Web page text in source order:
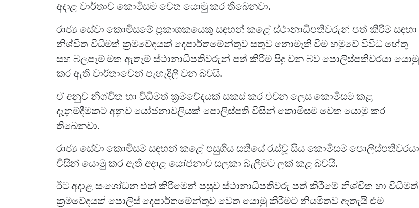
අදාළ වාර්තාව කොමිසම වෙත යොමු කර තිබෙනවා.
රාජ්‍ය සේවා කොමිසමේ ප්‍රකාශකයෙකු සඳහන් කළේ ස්ථානාධිපතිවරුන් පත් කිරීම සඳහා
නිශ්චිත විධිමත් ක්‍රමවේදයක් දෙපාර්තමේන්තුව සතුව නොමැති වීම හමුවේ විවිධ හේතු
සහ බලපෑම් මත ඇතැම් ස්ථානාධිපතිවරුන් පත් කිරීම සිදු වන බව පොලිස්පතිවරයා යොමු
කර ඇති වාර්තාවෙන් පැහැදිලි වන බවයි.
ඒ අනුව නිශ්චිත හා විධිමත් ක්‍රමවේදයක් සකස් කර එවන ලෙස කොමිසම කළ
දැනුම්දීමකට අනුව යෝජනාවලියක් පොලිස්පති විසින් කොමිසම වෙත යොමු කර
තිබෙනවා.
රාජ්‍ය සේවා කොමිසම සඳහන් කළේ පසුගිය සතියේ රැස්වූ සිය කොමිසම පොලිස්පතිවරයා
විසින් යොමු කර ඇති අදාළ යෝජනාව සලකා බැලීමට ලක් කළ බවයි.
ඊට අදාළ සංශෝධන එක් කිරීමෙන් පසුව ස්ථානාධිපතිවරු පත් කිරීමේ නිශ්චිත හා විධිමත්
ක්‍රමවේදයක් පොලිස් දෙපාර්තමේන්තුව වෙත යොමු කිරීමට නියමිතව ඇතැයි එම